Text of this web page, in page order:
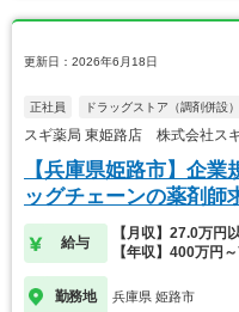
更新日：2026年6月18日
正社員 ドラッグストア（調剤併設）
スギ薬局 東姫路店 株式会社ス
【兵庫県姫路市】企
ッグチェーンの薬剤師
給与
【月収】27.0万円
【年収】400万円
勤務地 兵庫県 姫路市